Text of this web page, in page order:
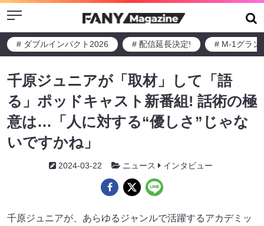
Menu
# ダブルインパクト2026 # 配信延長決定! # M-1グラン
千原ジュニアが「取材」して「語
る」ポッドキャスト新番組! 話術の極
意は…「人に対する“優しさ”じゃな
いですかね」
2024-03-22 ニュース インタビュー
千原ジュニアが、あらゆるジャンルで活躍するアカデミッ